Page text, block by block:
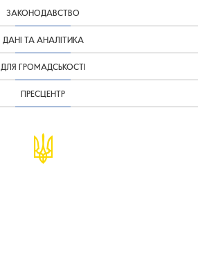
ЗАКОНОДАВСТВО
ДАНІ ТА АНАЛІТИКА
ДЛЯ ГРОМАДСЬКОСТІ
ПРЕСЦЕНТР